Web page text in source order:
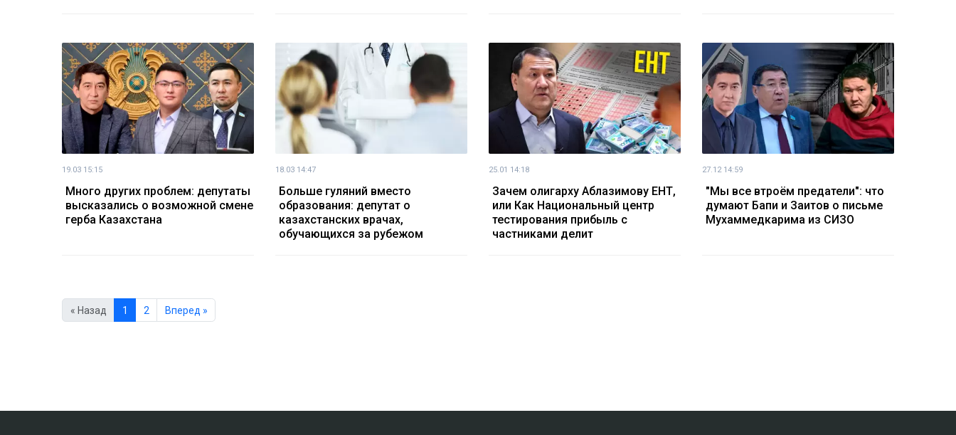
19.03 15:15
Много других проблем: депутаты
высказались о возможной смене
герба Казахстана
18.03 14:47
Больше гуляний вместо
образования: депутат о
казахстанских врачах,
обучающихся за рубежом
25.01 14:18
Зачем олигарху Аблазимову ЕНТ,
или Как Национальный центр
тестирования прибыль с
частниками делит
27.12 14:59
"Мы все втроём предатели": что
думают Бапи и Заитов о письме
Мухаммедкарима из СИЗО
« Назад 1 2 Вперед »